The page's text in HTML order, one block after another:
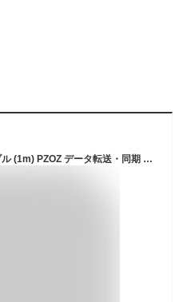
丈夫な アイフォン4 高速充電ケーブル (1m) PZOZ データ転送・同期 iphone 4 / 4s / 3gs 充電 データ通信 USB ケーブル ■